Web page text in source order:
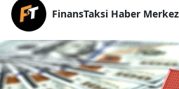
FinansTaksi Haber